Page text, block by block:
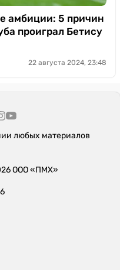
амбиции: 5 причин
проиграл Бетису
22 августа 2024, 23:48
любых материалов
ООО «ПМХ»